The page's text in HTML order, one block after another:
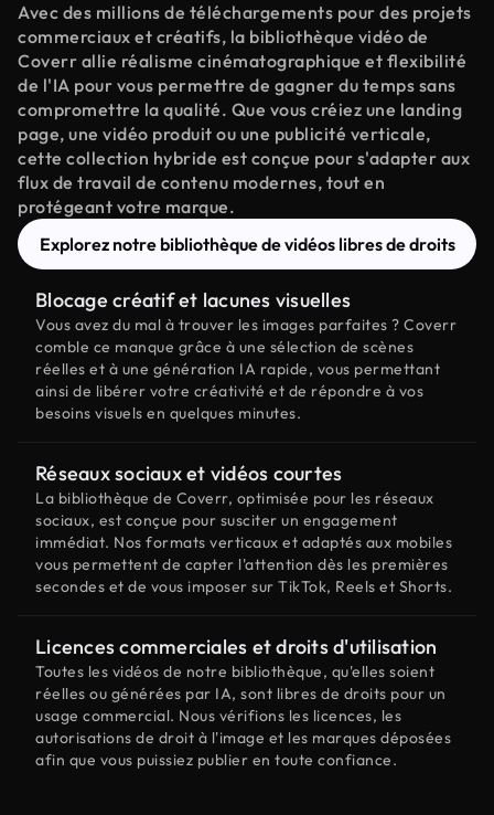
Avec des millions de téléchargements pour des projets
commerciaux et créatifs, la bibliothèque vidéo de
Coverr allie réalisme cinématographique et flexibilité
de l'IA pour vous permettre de gagner du temps sans
compromettre la qualité. Que vous créiez une landing
page, une vidéo produit ou une publicité verticale,
cette collection hybride est conçue pour s'adapter aux
flux de travail de contenu modernes, tout en
protégeant votre marque.
Explorez notre bibliothèque de vidéos libres de droits
Blocage créatif et lacunes visuelles
Vous avez du mal à trouver les images parfaites ? Coverr
comble ce manque grâce à une sélection de scènes
réelles et à une génération IA rapide, vous permettant
ainsi de libérer votre créativité et de répondre à vos
besoins visuels en quelques minutes.
Réseaux sociaux et vidéos courtes
La bibliothèque de Coverr, optimisée pour les réseaux
sociaux, est conçue pour susciter un engagement
immédiat. Nos formats verticaux et adaptés aux mobiles
vous permettent de capter l'attention dès les premières
secondes et de vous imposer sur TikTok, Reels et Shorts.
Licences commerciales et droits d'utilisation
Toutes les vidéos de notre bibliothèque, qu'elles soient
réelles ou générées par IA, sont libres de droits pour un
usage commercial. Nous vérifions les licences, les
autorisations de droit à l'image et les marques déposées
afin que vous puissiez publier en toute confiance.